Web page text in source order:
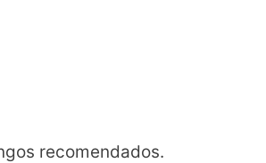
recomendados.